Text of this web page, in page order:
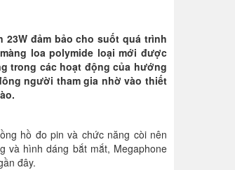
đảm bảo cho suốt quá trình
loa polymide loại mới được
trong các hoạt động của hướng
người tham gia nhờ vào thiết
hồ đo pin và chức năng còi nên
và hình dáng bắt mắt, Megaphone
đây.